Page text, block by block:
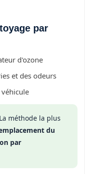
par
d'ozone
et des odeurs
La méthode la plus
du
par